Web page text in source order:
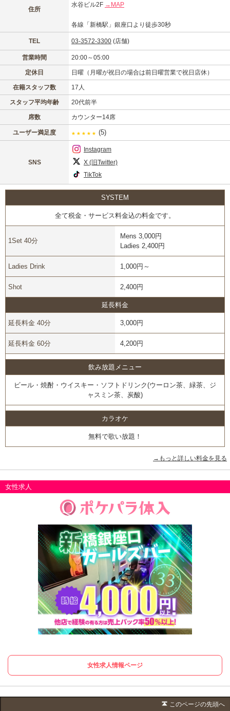
住所
水谷ビル2F →MAP
各線「新橋駅」銀座口より徒歩30秒
TEL 03-3572-3300 (店舗)
営業時間 20:00～05:00
定休日 日曜（月曜が祝日の場合は前日曜営業で祝日店休）
在籍スタッフ数 17人
スタッフ平均年齢 20代前半
席数 カウンター14席
ユーザー満足度 ★ ★ ★ ★ ★ (5)
SNS
Instagram
X (旧Twitter)
TikTok
SYSTEM
全て税金・サービス料金込の料金です。
1Set 40分
Mens 3,000円
Ladies 2,400円
Ladies Drink 1,000円～
Shot 2,400円
延長料金
延長料金 40分 3,000円
延長料金 60分 4,200円
飲み放題メニュー
ビール・焼酎・ウイスキー・ソフトドリンク(ウーロン茶、緑茶、ジ
ャスミン茶、炭酸)
カラオケ
無料で歌い放題！
→もっと詳しい料金を見る
女性求人
女性求人情報ページ
このページの先頭へ